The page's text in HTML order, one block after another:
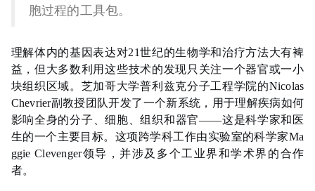
胞过程的工具包。
理解体内的基因表达对21世纪的生物学和治疗方法大有裨
益，但大多数利用这些技术的发现只关注一个器官或一小
块组织区域。芝加哥大学普利兹克分子工程学院的Nicolas
Chevrier副教授团队开发了一个新系统，用于理解疾病如何
影响全身的分子、细胞、组织和器官——这是科学家和医
生的一个主要目标。这项跨学科工作由实验室的科学家Ma
ggie Clevenger领导，并涉及多个工业界和学术界的合作
者。